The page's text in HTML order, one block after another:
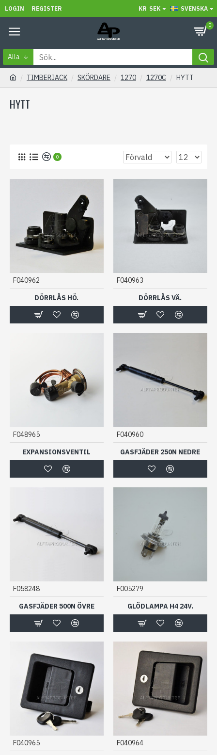
LOGIN REGISTER KR SEK SVENSKA
0
Alla
TIMBERJACK SKÖRDARE 1270 1270C HYTT
HYTT
0
F040962
DÖRRLÅS HÖ.
F040963
DÖRRLÅS VÄ.
F048965
EXPANSIONSVENTIL
F040960
GASFJÄDER 250N NEDRE
F058248
GASFJÄDER 500N ÖVRE
F005279
GLÖDLAMPA H4 24V.
F040965
F040964